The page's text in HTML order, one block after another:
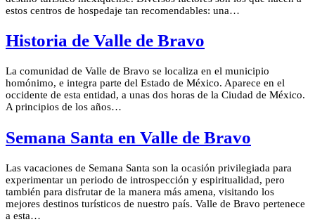
estos centros de hospedaje tan recomendables: una…
Historia de Valle de Bravo
La comunidad de Valle de Bravo se localiza en el municipio
homónimo, e integra parte del Estado de México. Aparece en el
occidente de esta entidad, a unas dos horas de la Ciudad de México.
A principios de los años…
Semana Santa en Valle de Bravo
Las vacaciones de Semana Santa son la ocasión privilegiada para
experimentar un periodo de introspección y espiritualidad, pero
también para disfrutar de la manera más amena, visitando los
mejores destinos turísticos de nuestro país. Valle de Bravo pertenece
a esta…